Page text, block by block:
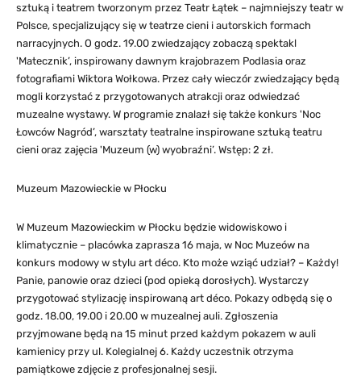
sztuką i teatrem tworzonym przez Teatr Łątek – najmniejszy teatr w
Polsce, specjalizujący się w teatrze cieni i autorskich formach
narracyjnych. O godz. 19.00 zwiedzający zobaczą spektakl
'Matecznik’, inspirowany dawnym krajobrazem Podlasia oraz
fotografiami Wiktora Wołkowa. Przez cały wieczór zwiedzający będą
mogli korzystać z przygotowanych atrakcji oraz odwiedzać
muzealne wystawy. W programie znalazł się także konkurs 'Noc
Łowców Nagród’, warsztaty teatralne inspirowane sztuką teatru
cieni oraz zajęcia 'Muzeum (w) wyobraźni’. Wstęp: 2 zł.
Muzeum Mazowieckie w Płocku
W Muzeum Mazowieckim w Płocku będzie widowiskowo i
klimatycznie – placówka zaprasza 16 maja, w Noc Muzeów na
konkurs modowy w stylu art déco. Kto może wziąć udział? – Każdy!
Panie, panowie oraz dzieci (pod opieką dorosłych). Wystarczy
przygotować stylizację inspirowaną art déco. Pokazy odbędą się o
godz. 18.00, 19.00 i 20.00 w muzealnej auli. Zgłoszenia
przyjmowane będą na 15 minut przed każdym pokazem w auli
kamienicy przy ul. Kolegialnej 6. Każdy uczestnik otrzyma
pamiątkowe zdjęcie z profesjonalnej sesji.